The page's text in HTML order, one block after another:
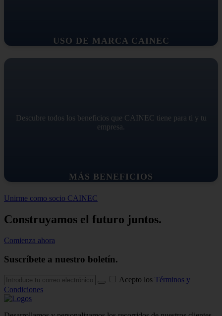
USO DE MARCA CAINEC
MÁS BENEFICIOS
Descubre todos los beneficios que CAINEC tiene para ti y tu
empresa.
Unirme como socio CAINEC
Construyamos el futuro juntos.
Comienza ahora
Suscríbete a nuestro boletín.
Acepto los Términos y
Condiciones